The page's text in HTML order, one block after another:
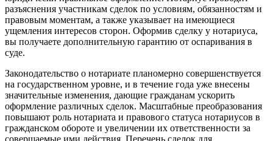
разъяснения участникам сделок по условиям, обязанностям и
правовым моментам, а также указывает на имеющиеся
ущемления интересов сторон. Оформив сделку у нотариуса,
вы получаете дополнительную гарантию от оспаривания в
суде.
Законодательство о нотариате планомерно совершенствуется
на государственном уровне, и в течение года уже внесены
значительные изменения, дающие гражданам ускорить
оформление различных сделок. Масштабные преобразования
повышают роль нотариата и правового статуса нотариусов в
гражданском обороте и увеличении их ответственности за
совершаемые ими действия. Перечень сделок для